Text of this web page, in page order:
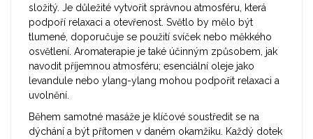
složitý. Je důležité vytvořit správnou atmosféru, která
podpoří relaxaci a otevřenost. Světlo by mělo být
tlumené, doporučuje se použití svíček nebo měkkého
osvětlení. Aromaterapie je také účinným způsobem, jak
navodit příjemnou atmosféru; esenciální oleje jako
levandule nebo ylang-ylang mohou podpořit relaxaci a
uvolnění.
Během samotné masáže je klíčové soustředit se na
dýchání a být přítomen v daném okamžiku. Každý dotek